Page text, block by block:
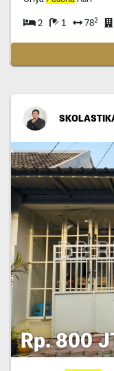
2 1 782
Rp. 800